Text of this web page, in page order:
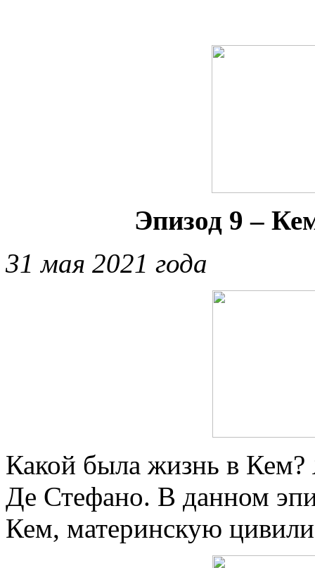
Эпизод 9 –
31 мая 2021 года
Какой была жизнь в
Де Стефано. В данном
Кем, материнскую